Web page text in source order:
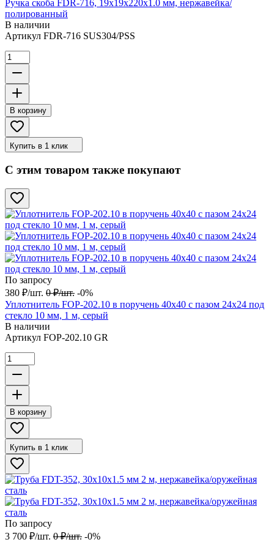
Ручка скоба FDR-716, 19х19х220х1.0 мм, нержавейка/
полированный
В наличии
Артикул FDR-716 SUS304/PSS
В корзину
Купить в 1 клик
С этим товаром также покупают
По запросу
380 ₽/шт. 0 ₽/шт. -0%
Уплотнитель FOP-202.10 в поручень 40х40 с пазом 24х24 под
стекло 10 мм, 1 м, серый
В наличии
Артикул FOP-202.10 GR
В корзину
Купить в 1 клик
По запросу
3 700 ₽/шт. 0 ₽/шт. -0%